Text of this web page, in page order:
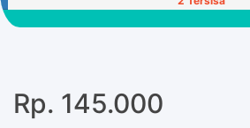
Rp. 145.000